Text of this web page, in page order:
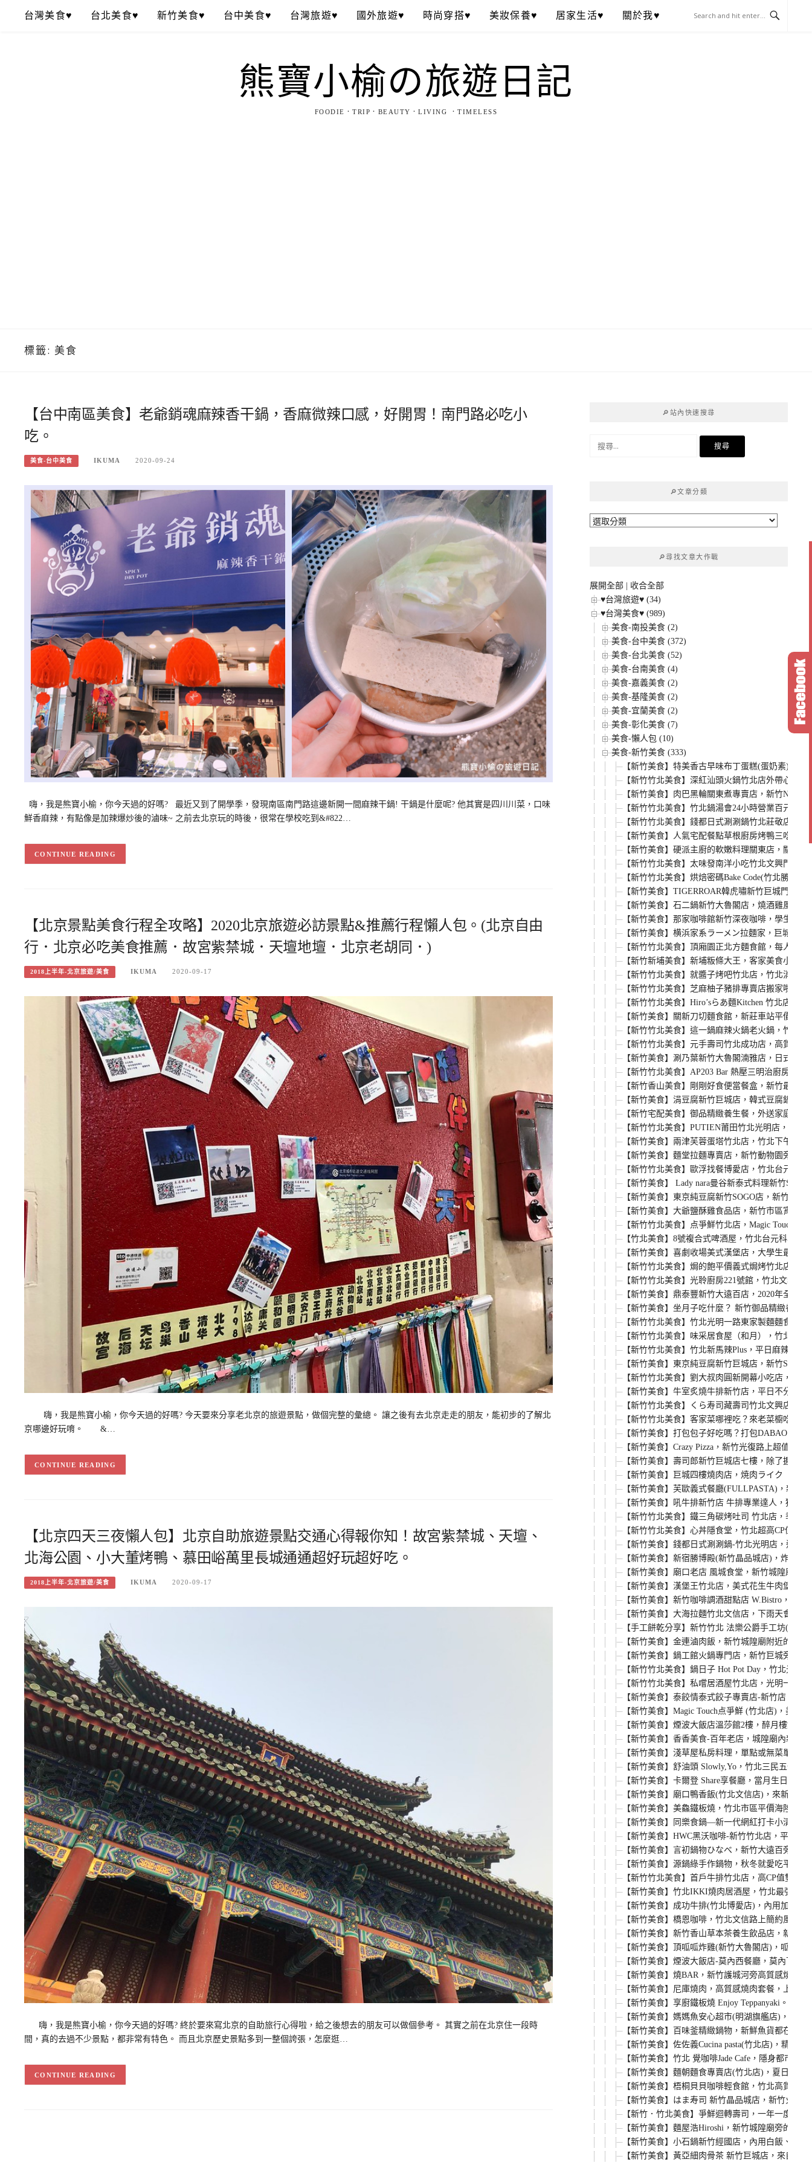
台灣美食♥ 台北美食♥ 新竹美食♥ 台中美食♥ 台灣旅遊♥ 國外旅遊♥ 時尚穿搭♥ 美妝保養♥ 居家生活♥ 關於我♥
熊寶小榆の旅遊日記
FOODIE．TRIP．BEAUTY．LIVING ．TIMELESS
標籤: 美食
【台中南區美食】老爺銷魂麻辣香干鍋，香麻微辣口感，好開胃！南門路必吃小
吃。
美食-台中美食 IKUMA 2020-09-24
嗨，我是熊寶小榆，你今天過的好嗎? 最近又到了開學季，發現南區南門路這邊新開一間麻辣干鍋! 干鍋是什麼呢? 他其實是四川川菜，口味
鮮香麻辣，有點像是加辣爆炒後的滷味~ 之前去北京玩的時後，很常在學校吃到&#822…
CONTINUE READING
【北京景點美食行程全攻略】2020北京旅遊必訪景點&推薦行程懶人包。(北京自由
行．北京必吃美食推薦．故宮紫禁城．天壇地壇．北京老胡同．)
2018上半年-北京旅遊/美食 IKUMA 2020-09-17
嗨，我是熊寶小榆，你今天過的好嗎? 今天要來分享老北京的旅遊景點，做個完整的彙總。 讓之後有去北京走走的朋友，能初步的了解北
京哪邊好玩唷。 &…
CONTINUE READING
【北京四天三夜懶人包】北京自助旅遊景點交通心得報你知！故宮紫禁城、天壇、
北海公園、小大董烤鴨、慕田峪萬里長城通通超好玩超好吃。
2018上半年-北京旅遊/美食 IKUMA 2020-09-17
嗨，我是熊寶小榆，你今天過的好嗎? 終於要來寫北京的自助旅行心得啦，給之後想去的朋友可以做個參考。 其實之前在北京住一段時
間，真的去過不少景點，都非常有特色。 而且北京歷史景點多到一整個誇張，怎麼逛…
CONTINUE READING
🔎站內快速搜尋
🔎文章分類
🔎
🔎尋找文章大作戰
展開全部
收合全部
♥台灣旅遊♥ (34)
♥台灣美食♥ (989)
美食-南投美食 (2)
美食-台中美食 (372)
美食-台北美食 (52)
美食-台南美食 (4)
美食-嘉義美食 (2)
美食-基隆美食 (2)
美食-宜蘭美食 (2)
美食-彰化美食 (7)
美食-懶人包 (10)
美食-新竹美食 (333)
【新竹美食】特美香古早味布丁蛋糕(蛋奶素)，黑
【新竹竹北美食】深紅汕頭火鍋竹北店外帶心得
【新竹美食】肉巴黑輪關東煮專賣店，新竹
【新竹竹北美食】竹北鍋湯會24小時營業百元小
【新竹竹北美食】錢都日式涮涮鍋竹北莊敬店，
【新竹美食】人氣宅配餐點草根廚房烤鴨三吃真
【新竹美食】硬派主廚的軟嫩料理關東店，關東
【新竹竹北美食】太味發南洋小吃竹北文興門市
【新竹竹北美食】烘焙密碼Bake Code(竹北勝利
【新竹美食】TIGERROAR韓虎嘯新竹巨城門市
【新竹美食】石二鍋新竹大魯閣店，燒酒雞風味
【新竹美食】那家咖啡館新竹深夜咖啡，學生最
【新竹美食】横浜家系ラーメン拉麵家，巨城旁
【新竹竹北美食】頂廂園正北方麵食館，每人低
【新竹新埔美食】新埔粄條大王，客家美食小吃
【新竹竹北美食】就醬子烤吧竹北店，竹北消夜
【新竹竹北美食】芝麻柚子豬排專賣店搬家啦，
【新竹竹北美食】Hiro’sらあ麵Kitchen 竹北店，
【新竹美食】關新刀切麵食館，新莊車站平價小
【新竹竹北美食】這一鍋麻辣火鍋老火鍋，竹北
【新竹竹北美食】元手壽司竹北成功店，高質感
【新竹美食】涮乃葉新竹大魯閣湳雅店，日式火
【新竹竹北美食】AP203 Bar 熱壓三明治廚房-竹
【新竹香山美食】剛剛好食便當餐盒，新竹最強
【新竹美食】涓豆腐新竹巨城店，韓式豆腐鍋、
【新竹宅配美食】御品精緻養生餐，外送家庭餐
【新竹竹北美食】PUTIEN莆田竹北光明店，米其
【新竹美食】兩津芙蓉蛋塔竹北店，竹北下午茶
【新竹美食】麵堂拉麵專賣店，新竹動物園旁必
【新竹竹北美食】歐浮找餐博愛店，竹北台元科
【新竹美食】 Lady nara曼谷新泰式料理新竹
【新竹美食】東京純豆腐新竹SOGO店，新竹巨
【新竹美食】大爺鹽酥雞食品店，新竹市區宵夜
【新竹竹北美食】点爭鮮竹北店，Magic Touch搬
【竹北美食】8號複合式啤酒屋，竹北台元科學園
【新竹美食】喜劇收場美式漢堡店，大學生最愛
【新竹竹北美食】焗的飽平價義式焗烤竹北店，
【新竹竹北美食】光聆廚房221號館，竹北文義街
【新竹美食】鼎泰豐新竹大遠百店，2020年全新
【新竹美食】坐月子吃什麼？ 新竹御品精緻養生
【新竹竹北美食】竹北光明一路東家製麵麵食館
【新竹竹北美食】味采居食屋（和月），竹北文
【新竹竹北美食】竹北新馬辣Plus，平日麻辣火
【新竹美食】東京純豆腐新竹巨城店，新竹
【新竹竹北美食】劉大叔肉圓新開幕小吃店，內
【新竹美食】牛室炙燒牛排新竹店，平日不分時
【新竹竹北美食】くら寿司藏壽司竹北文興店，
【新竹竹北美食】客家菜哪裡吃？來老菜櫥吃客
【新竹美食】打包包子好吃嗎？打包DABAO的開
【新竹美食】Crazy Pizza，新竹光復路上超值十
【新竹美食】壽司郎新竹巨城店七樓，除了握壽
【新竹美食】巨城四樓燒肉店，焼肉ライク（燒
【新竹美食】芙歐義式餐廳(FULLPASTA)，新竹
【新竹美食】吼牛排新竹店 牛排專業達人，獨家
【新竹竹北美食】鐵三角碳烤吐司 竹北店，季節
【新竹竹北美食】心丼隱食堂，竹北超高CP值日
【新竹美食】錢都日式涮涮鍋-竹北光明店，連鎖
【新竹美食】新宿勝博殿(新竹晶品城店)，炸牡蠣
【新竹美食】廟口老店 風城食堂，新竹城隍廟商
【新竹美食】漢堡王竹北店，美式花生牛肉堡餐，
【新竹美食】新竹咖啡調酒甜點店 W.Bistro，新
【新竹美食】大海拉麵竹北文信店，下雨天會有
【手工餅乾分享】新竹竹北 法樂公爵手工坊
【新竹美食】金連滷肉飯，新竹城隍廟附近的新
【新竹美食】鍋工館火鍋專門店，新竹巨城旁第
【新竹竹北美食】鍋日子 Hot Pot Day，竹北光明
【新竹竹北美食】私嚐居酒屋竹北店，光明一路
【新竹美食】泰餃情泰式餃子專賣店-新竹店，五
【新竹美食】Magic Touch点爭鮮 (竹北店)，美國
【新竹美食】煙波大飯店溫莎館2樓，醉月樓烤鴨
【新竹美食】香香美食-百年老店，城隍廟內新竹
【新竹美食】淺草屋私房料理，單點或無菜單快
【新竹美食】舒油頭 Slowly,Yo，竹北三民五號店
【新竹美食】卡爾登 Share享餐廳，當月生日義
【新竹美食】廟口鴨香飯(竹北文信店)，來新竹必
【新竹美食】美鱻鐵板燒，竹北市區平價海陸鐵
【新竹美食】同樂食鍋—新一代網紅打卡小清新餐
【新竹美食】HWC黑沃咖啡-新竹竹北店，平價精
【新竹美食】言初鍋物ひなべ，新竹大遠百旁工
【新竹美食】源鍋綠手作鍋物，秋冬就愛吃平價
【新竹竹北美食】首戶牛排竹北店，高CP值雙拼
【新竹美食】竹北IKKI燒肉居酒屋，竹北最強單
【新竹美食】成功牛排(竹北博愛店)，內用加麵不
【新竹美食】橋恩咖啡，竹北文信路上簡約風咖
【新竹美食】新竹香山草本茶養生飲品店，新竹
【新竹美食】頂呱呱炸雞(新竹大魯閣店)，呱呱包
【新竹美食】煙波大飯店-莫內西餐廳，莫內下午
【新竹美食】燒BAR，新竹護城河旁高質感燒肉
【新竹美食】尼庫燒肉，高質感燒肉套餐，上班
【新竹美食】享廚鐵板燒 Enjoy Teppanyaki。竹
【新竹美食】媽媽魚安心超市(明湖旗艦店)，來吃
【新竹美食】百味釜精緻鍋物，新鮮魚貨都在這
【新竹美食】佐佐義Cucina pasta(竹北店)，精緻
【新竹美食】竹北 覺咖啡Jade Cafe，隱身都市巷
【新竹美食】麵朝麵食專賣店(竹北店)，夏日炎炎
【新竹美食】梧桐貝貝咖啡輕食館，竹北高質感
【新竹美食】はま寿司 新竹晶品城店，新竹火車
【新竹．竹北美食】爭鮮迴轉壽司，一年一度的
【新竹美食】麵屋浩Hiroshi，新竹城隍廟旁的拉
【新竹美食】小石鍋新竹經國店，內用白飯、飲
【新竹美食】黃亞細肉骨茶 新竹巨城店，來自新